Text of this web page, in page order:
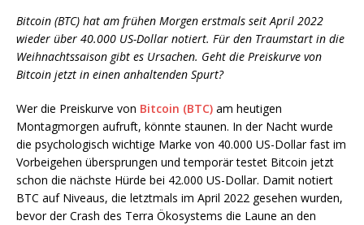
Bitcoin (BTC) hat am frühen Morgen erstmals seit April 2022
wieder über 40.000 US-Dollar notiert. Für den Traumstart in die
Weihnachtssaison gibt es Ursachen. Geht die Preiskurve von
Bitcoin jetzt in einen anhaltenden Spurt?
Wer die Preiskurve von Bitcoin (BTC) am heutigen
Montagmorgen aufruft, könnte staunen. In der Nacht wurde
die psychologisch wichtige Marke von 40.000 US-Dollar fast im
Vorbeigehen übersprungen und temporär testet Bitcoin jetzt
schon die nächste Hürde bei 42.000 US-Dollar. Damit notiert
BTC auf Niveaus, die letztmals im April 2022 gesehen wurden,
bevor der Crash des Terra Ökosystems die Laune an den